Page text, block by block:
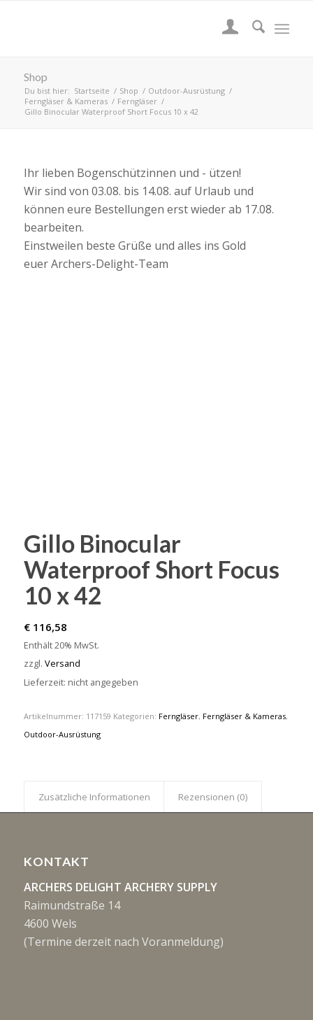
Shop
Du bist hier: Startseite / Shop / Outdoor-Ausrüstung /
Ferngläser & Kameras / Ferngläser /
Gillo Binocular Waterproof Short Focus 10 x 42
Ihr lieben Bogenschützinnen und - ützen!
Wir sind von 03.08. bis 14.08. auf Urlaub und
können eure Bestellungen erst wieder ab 17.08.
bearbeiten.
Einstweilen beste Grüße und alles ins Gold
euer Archers-Delight-Team
Gillo Binocular
Waterproof Short Focus
10 x 42
€116,58
Enthält 20% MwSt.
zzgl. Versand
Lieferzeit: nicht angegeben
Artikelnummer: 117159 Kategorien: Ferngläser, Ferngläser & Kameras,
Outdoor-Ausrüstung
Zusätzliche Informationen Rezensionen (0)
KONTAKT
ARCHERS DELIGHT ARCHERY SUPPLY
Raimundstraße 14
4600 Wels
(Termine derzeit nach Voranmeldung)